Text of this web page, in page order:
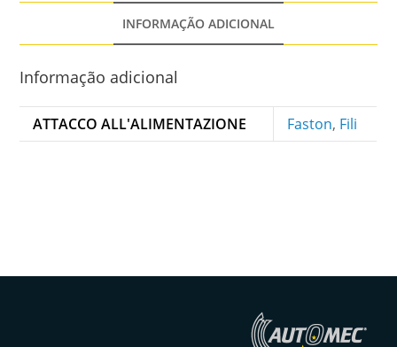
INFORMAÇÃO ADICIONAL
Informação adicional
ATTACCO ALL'ALIMENTAZIONE Faston, Fili